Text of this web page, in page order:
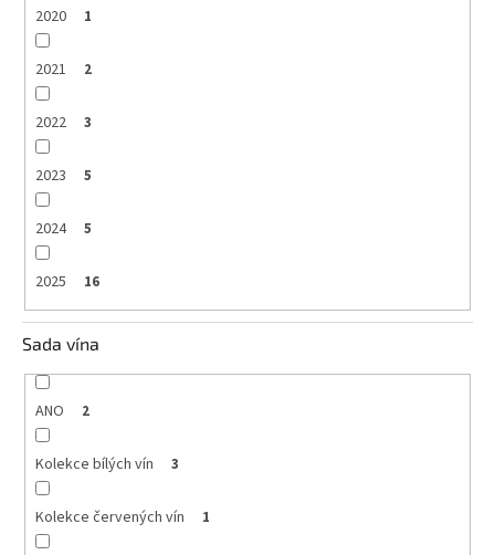
2020 1
2021 2
2022 3
2023 5
2024 5
2025 16
Sada vína
ANO 2
Kolekce bílých vín 3
Kolekce červených vín 1